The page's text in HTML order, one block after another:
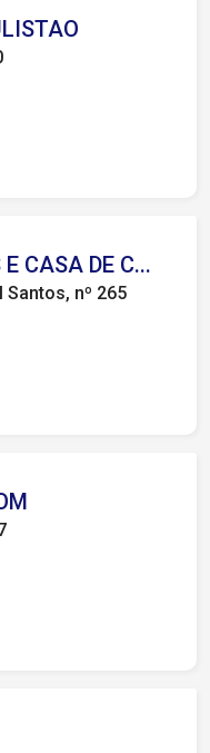
CASA DE C...
nº 265